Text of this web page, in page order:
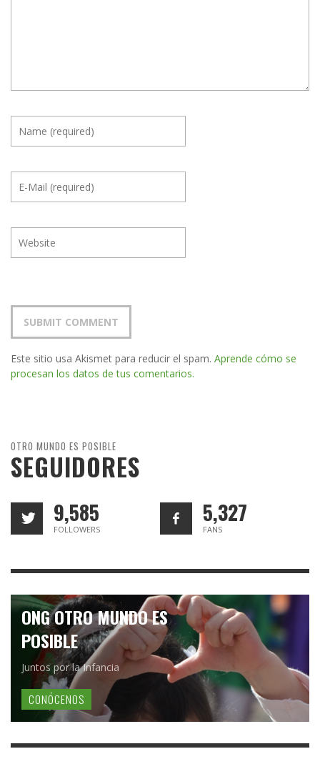
Este sitio usa Akismet para reducir el spam. Aprende cómo se
procesan los datos de tus comentarios.
OTRO MUNDO ES POSIBLE
SEGUIDORES
9,585
FOLLOWERS
5,327
FANS
ONG OTRO MUNDO ES
POSIBLE
Juntos por la Infancia
CONÓCENOS